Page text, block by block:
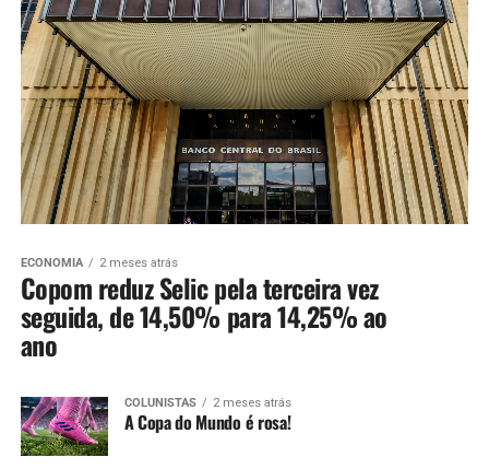
ECONOMIA 2 meses atrás
Copom reduz Selic pela terceira vez
seguida, de 14,50% para 14,25% ao
ano
COLUNISTAS 2 meses atrás
A Copa do Mundo é rosa!